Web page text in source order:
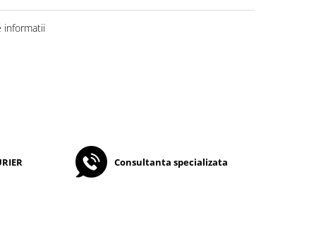
informatii
Consultanta specializata